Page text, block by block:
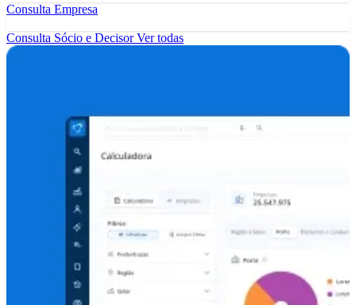
Consulta Empresa
Consulta Sócio e DecisorVer todas